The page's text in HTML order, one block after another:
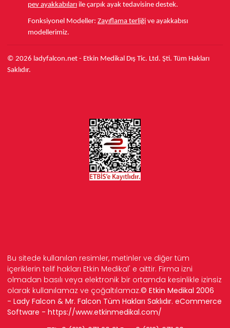
pev ayakkabıları ile çarpık ayak tedavisine destek.
Fonksiyonel Modeller: Zayıflama terliği ve ayakkabısı
modellerimiz.
© 2026 ladyfalcon.net - Etkin Medikal Dış Tic. Ltd. Şti. Tüm Hakları
Saklıdır.
Bu sitede kullanılan resimler, metinler ve diğer tüm
içeriklerin telif hakları Etkin Medikal' e aittir. Firma izni
olmadan basılı veya elektronik bir ortamda kesinlikle izinsiz
olarak kullanılamaz ve çoğaltılamaz.© Etkin Medikal 2006
- Lady Falcon & Mr. Falcon Tüm Hakları Saklıdır. eCommerce
Software - https://www.etkinmedikal.com/